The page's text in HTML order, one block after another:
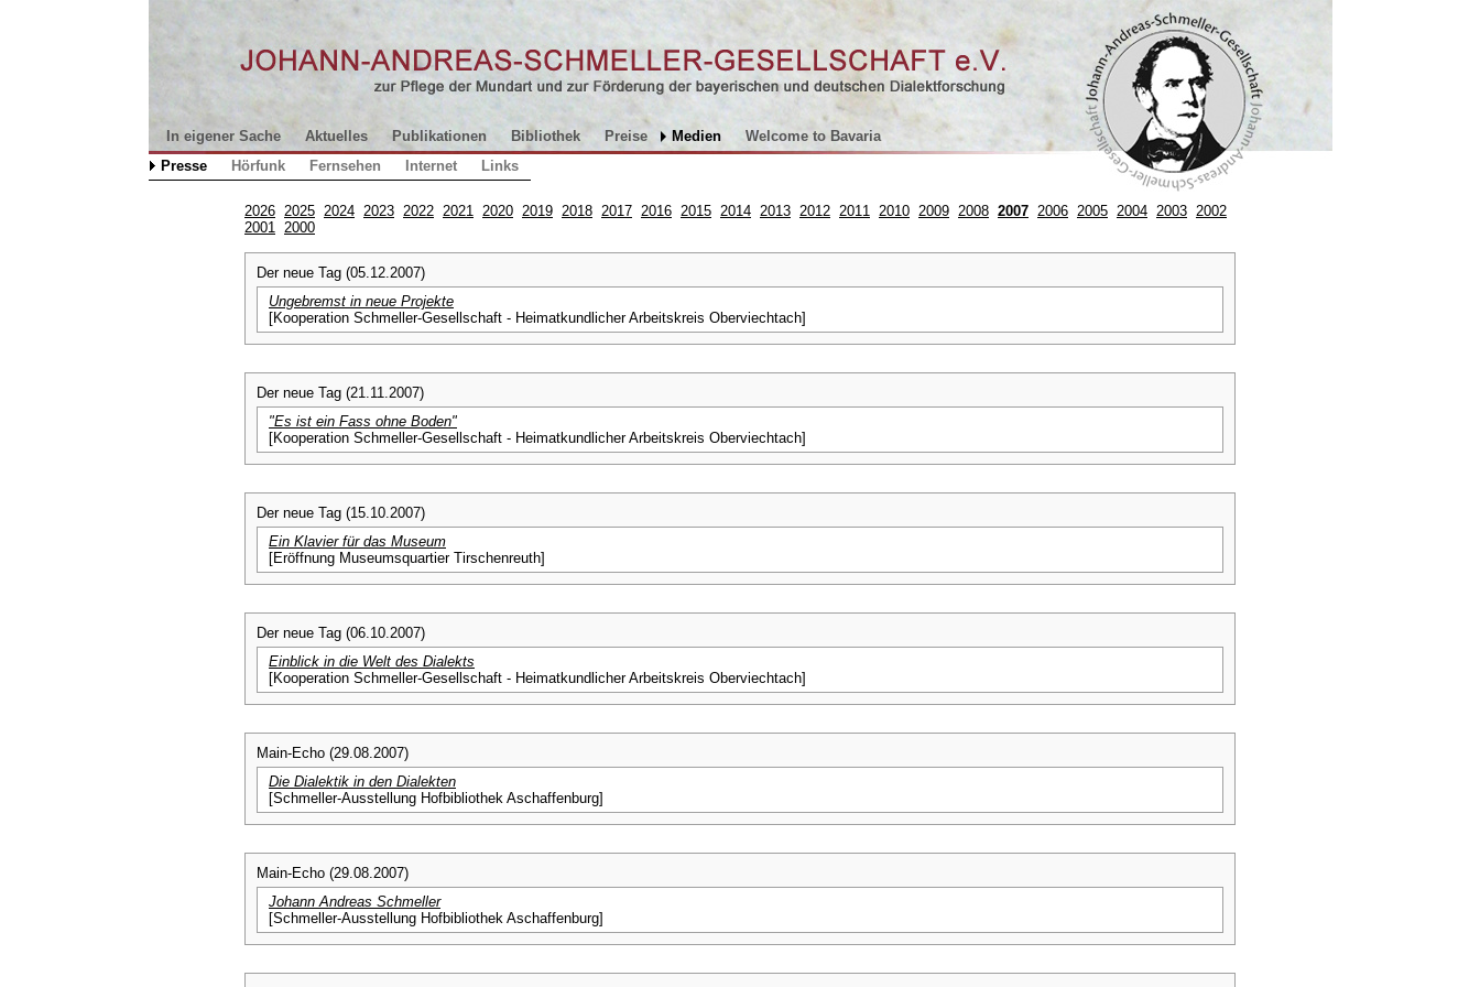
In eigener Sache Aktuelles Publikationen Bibliothek Preise Medien
Welcome to Bavaria
Presse
Hörfunk Fernsehen Internet Links
2026 2025 2024 2023 2022 2021 2020 2019 2018 2017 2016 2015 2014 2013 2012 2011 2010 2009 2008 2007 2006 2005 2004 2003 2002
2001 2000
Der neue Tag (05.12.2007)
Ungebremst in neue Projekte
[Kooperation Schmeller-Gesellschaft - Heimatkundlicher Arbeitskreis Oberviechtach]
Der neue Tag (21.11.2007)
"Es ist ein Fass ohne Boden"
[Kooperation Schmeller-Gesellschaft - Heimatkundlicher Arbeitskreis Oberviechtach]
Der neue Tag (15.10.2007)
Ein Klavier für das Museum
[Eröffnung Museumsquartier Tirschenreuth]
Der neue Tag (06.10.2007)
Einblick in die Welt des Dialekts
[Kooperation Schmeller-Gesellschaft - Heimatkundlicher Arbeitskreis Oberviechtach]
Main-Echo (29.08.2007)
Die Dialektik in den Dialekten
[Schmeller-Ausstellung Hofbibliothek Aschaffenburg]
Main-Echo (29.08.2007)
Johann Andreas Schmeller
[Schmeller-Ausstellung Hofbibliothek Aschaffenburg]